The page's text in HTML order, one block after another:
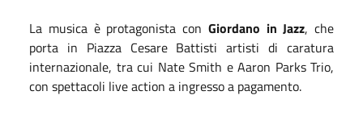
La musica è protagonista con Giordano in Jazz, che
porta in Piazza Cesare Battisti artisti di caratura
internazionale, tra cui Nate Smith e Aaron Parks Trio,
con spettacoli live action a ingresso a pagamento.